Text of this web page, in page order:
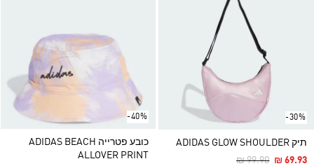
-30%
תיק ADIDAS GLOW SHOULDER
Price Reduced
₪ 99.90To₪ 69.93
-40%
כובע פטרייה ADIDAS BEACH
ALLOVER PRINT